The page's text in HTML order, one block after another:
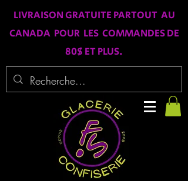
LIVRAISON GRATUITE PARTOUT AU
CANADA POUR LES COMMANDES DE
80$ ET PLUS.